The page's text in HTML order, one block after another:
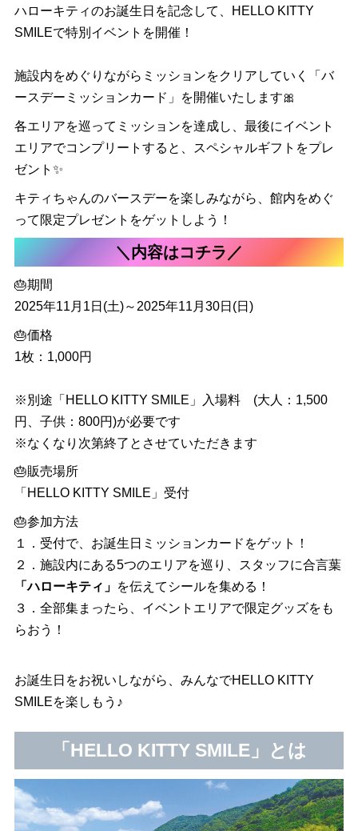
ハローキティのお誕生日を記念して、HELLO KITTY
SMILEで特別イベントを開催！
施設内をめぐりながらミッションをクリアしていく「バ
ースデーミッションカード」を開催いたします🎀
各エリアを巡ってミッションを達成し、最後にイベント
エリアでコンプリートすると、スペシャルギフトをプレ
ゼント✨
キティちゃんのバースデーを楽しみながら、館内をめぐ
って限定プレゼントをゲットしよう！
＼内容はコチラ／
🎂期間
2025年11月1日(土)～2025年11月30日(日)
🎂価格
1枚：1,000円
※別途「HELLO KITTY SMILE」入場料 (大人：1,500
円、子供：800円)が必要です
※なくなり次第終了とさせていただきます
🎂販売場所
「HELLO KITTY SMILE」受付
🎂参加方法
１．受付で、お誕生日ミッションカードをゲット！
２．施設内にある5つのエリアを巡り、スタッフに合言葉
「ハローキティ」
を伝えてシールを集める！
３．全部集まったら、イベントエリアで限定グッズをも
らおう！
お誕生日をお祝いしながら、みんなでHELLO KITTY
SMILEを楽しもう♪
「HELLO KITTY SMILE」とは